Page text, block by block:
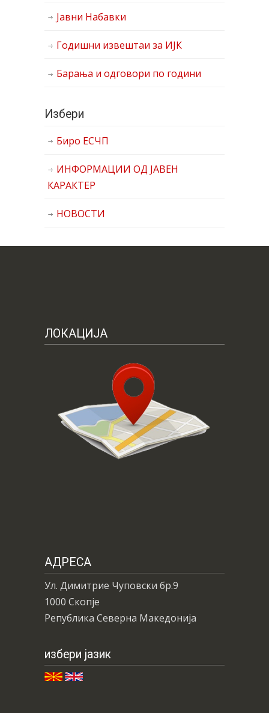
Јавни Набавки
Годишни извештаи за ИЈК
Барања и одговори по години
Избери
Биро ЕСЧП
ИНФОРМАЦИИ ОД ЈАВЕН
КАРАКТЕР
НОВОСТИ
ЛОКАЦИЈА
АДРЕСА
Ул. Димитрие Чуповски бр.9
1000 Скопје
Република Северна Македонија
избери јазик